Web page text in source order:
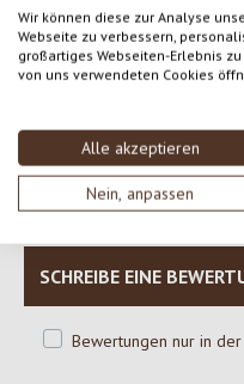
Wir können diese zur Analyse
Webseite zu verbessern,
großartiges Webseiten-Erlebnis
von uns verwendeten Cookies
Alle akzeptieren
Nein, anpassen
Durchschnittliche
Gib eine Bewertung
Teile deine Erfahrungen
SCHREIBE EINE
Bewertungen nur in